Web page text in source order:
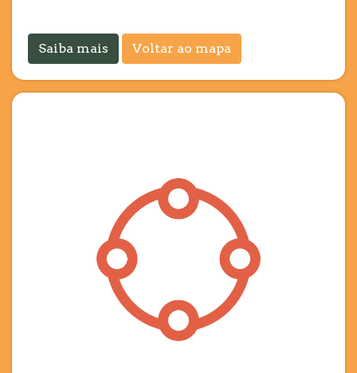
Saiba mais Voltar ao mapa